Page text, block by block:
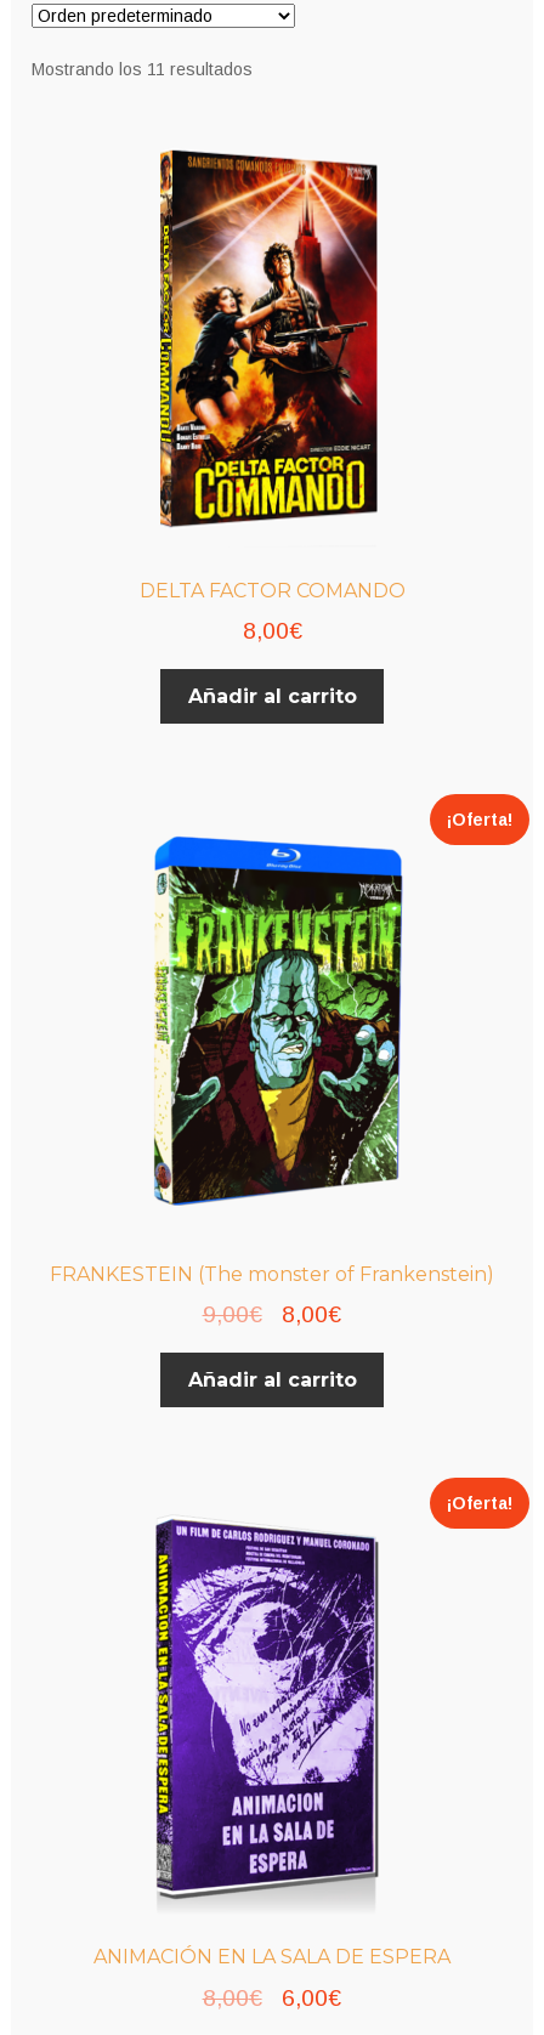
Mostrando los 11 resultados
DELTA FACTOR COMANDO
8,00€
Añadir al carrito
FRANKESTEIN (The monster of Frankenstein)
¡Oferta!
9,00€
El
precio
original
8,00€El
precio
actual
Añadir al carrito
ANIMACIÓN EN LA SALA DE ESPERA
¡Oferta!
8,00€
El6,00€El